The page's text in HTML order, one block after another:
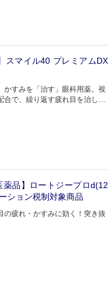
スマイル40 プレミアムDX
かすみを「治す」眼科用薬。視
合で、繰り返す疲れ目を治しま
薬品】ロートジープロd(12
ション税制対象商品
の疲れ・かすみに効く！突き抜